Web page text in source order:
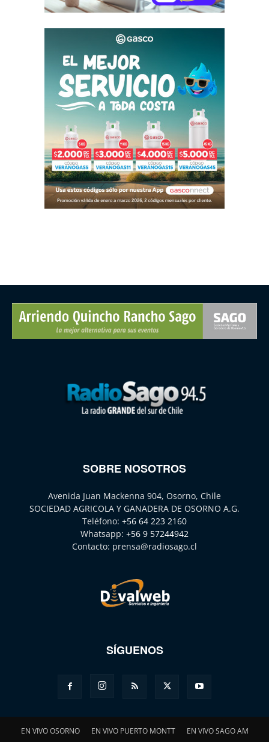
SOBRE NOSOTROS
Avenida Juan Mackenna 904, Osorno, Chile
SOCIEDAD AGRICOLA Y GANADERA DE OSORNO A.G.
Teléfono: +56 64 223 2160
Whatsapp: +56 9 57244942
Contacto: prensa@radiosago.cl
SÍGUENOS
EN VIVO OSORNO EN VIVO PUERTO MONTT EN VIVO SAGO AM